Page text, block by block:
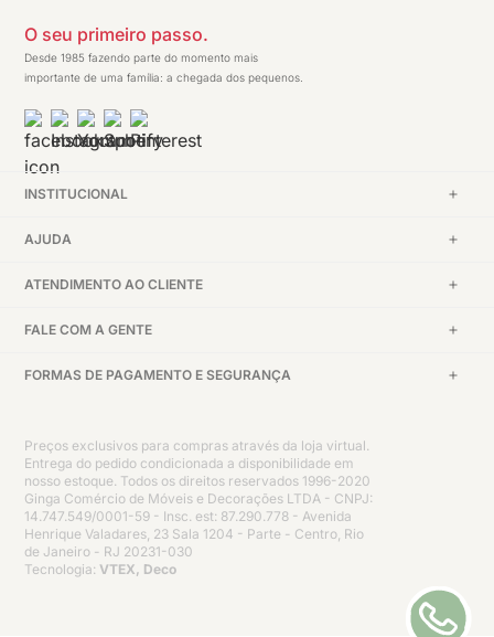
O seu primeiro passo.
Desde 1985 fazendo parte do momento mais
importante de uma família: a chegada dos pequenos.
INSTITUCIONAL
AJUDA
ATENDIMENTO AO CLIENTE
FALE COM A GENTE
FORMAS DE PAGAMENTO E SEGURANÇA
Preços exclusivos para compras através da loja virtual.
Entrega do pedido condicionada a disponibilidade em
nosso estoque. Todos os direitos reservados 1996-2020
Ginga Comércio de Móveis e Decorações LTDA - CNPJ:
14.747.549/0001-59 - Insc. est: 87.290.778 - Avenida
Henrique Valadares, 23 Sala 1204 - Parte - Centro, Rio
de Janeiro - RJ 20231-030
Tecnologia: VTEX, Deco